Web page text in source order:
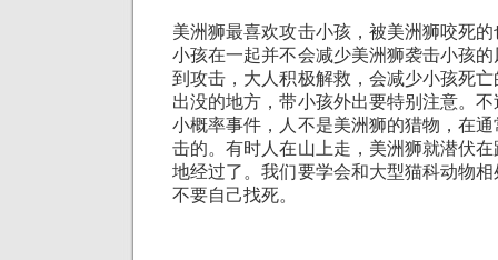
美洲狮最喜欢攻击小孩，被美洲狮咬死
小孩在一起并不会减少美洲狮袭击小孩
到攻击，大人积极解救，会减少小孩死
出没的地方，带小孩外出要特别注意。
小概率事件，人不是美洲狮的猎物，在
击的。有时人在山上走，美洲狮就潜伏
地经过了。我们要学会和大型猫科动物
不要自己找死。